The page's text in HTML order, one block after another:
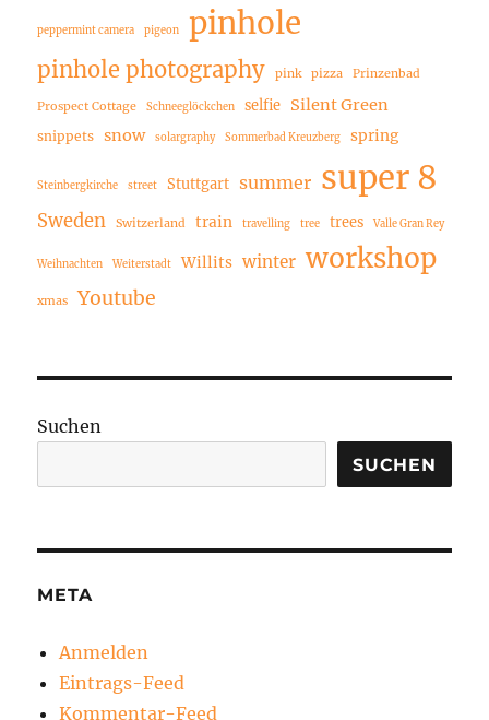
peppermint camera pigeon pinhole
pinhole photography pink pizza Prinzenbad
Prospect Cottage Schneeglöckchen selfie Silent Green
snippets snow solargraphy Sommerbad Kreuzberg spring
Steinbergkirche street Stuttgart summer super 8
Sweden Switzerland train travelling tree trees Valle Gran Rey
Weihnachten Weiterstadt Willits winter workshop
xmas Youtube
Suchen
SUCHEN
META
Anmelden
Eintrags-Feed
Kommentar-Feed